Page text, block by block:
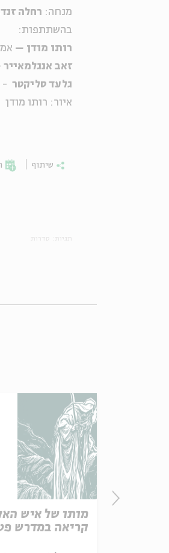
מנחה: רחלה
בהשתתפות:
רותו מודן –
זאב
גלעד סליקטר -
איור: רותו מודן
שיתוף
מותו של איש
קריאה במדרש